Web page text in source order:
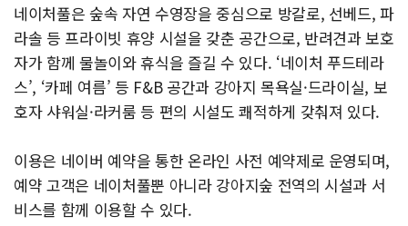
네이처풀은 숲속 자연 수영장을 중심으로 방갈로, 선베드, 파
라솔 등 프라이빗 휴양 시설을 갖춘 공간으로, 반려견과 보호
자가 함께 물놀이와 휴식을 즐길 수 있다. ‘네이처 푸드테라
스’, ‘카페 여름’ 등 F&B 공간과 강아지 목욕실·드라이실, 보
호자 샤워실·라커룸 등 편의 시설도 쾌적하게 갖춰져 있다.
이용은 네이버 예약을 통한 온라인 사전 예약제로 운영되며,
예약 고객은 네이처풀뿐 아니라 강아지숲 전역의 시설과 서
비스를 함께 이용할 수 있다.